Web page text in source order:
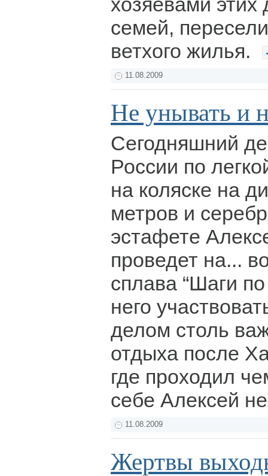
семей,
ветхого жилья.
11.08.2009
Не унывать и
Сегодняшний
России по
на коляске на
метров и
эстафете
проведет на...
сплава “Шаги
него
делом столь
отдыха после
где проходил
себе Алексей
11.08.2009
Жертвы